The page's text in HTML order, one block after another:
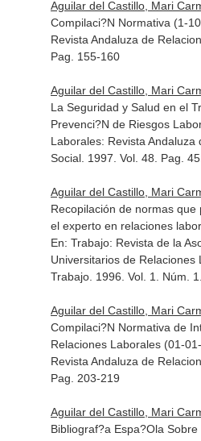
Aguilar del Castillo, Mari
Compilaci?N Normativa (1-
Revista Andaluza de
Pag. 155-160
Aguilar del Castillo, Mari
La Seguridad y Salud en el
Prevenci?N de Riesgos
Laborales: Revista Andaluza
Social. 1997. Vol. 48. Pag.
Aguilar del Castillo, Mari
Recopilación de normas
el experto en relaciones
En: Trabajo: Revista de la
Universitarios de Relaciones
Trabajo. 1996. Vol. 1. Núm.
Aguilar del Castillo, Mari
Compilaci?N Normativa de
Relaciones Laborales (01-
Revista Andaluza de
Pag. 203-219
Aguilar del Castillo, Mari
Bibliograf?a Espa?Ola